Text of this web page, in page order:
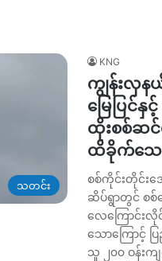
သတင်း
KNG
ကျွန်းလှန
မြေပြင်နှ
ထိုးစစ်ဆင်
ထိခိုက်သေ
စစ်ကိုင်းတိုင်း
ဆိပ်ရွာတွင် စစ်
လေကြောင်း
သောကြောင့် ပ
သူ ၂၀၀ ဝန်းက